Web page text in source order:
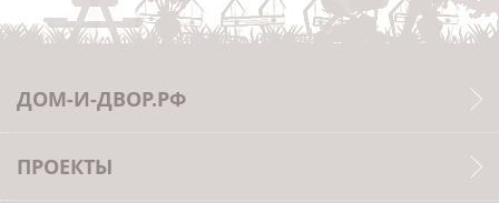
ДОМ-И-ДВОР.РФ
ПРОЕКТЫ